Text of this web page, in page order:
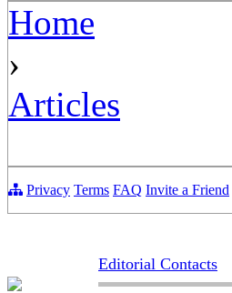
Home
›
Articles
Privacy Terms FAQ Invite a Friend
Editorial Contacts